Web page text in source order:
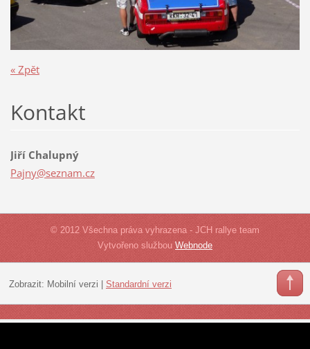
« Zpět
Kontakt
Jiří Chalupný
Pajny@seznam.cz
© 2012 Všechna práva vyhrazena - JCH rallye team
Vytvořeno službou Webnode
Zobrazit: Mobilní verzi | Standardní verzi